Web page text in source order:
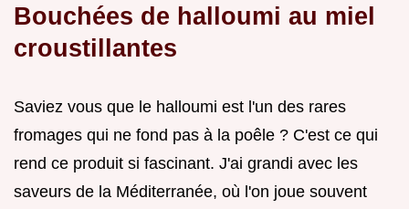
Bouchées de halloumi au miel
croustillantes
Saviez vous que le halloumi est l'un des rares
fromages qui ne fond pas à la poêle ? C'est ce qui
rend ce produit si fascinant. J'ai grandi avec les
saveurs de la Méditerranée, où l'on joue souvent